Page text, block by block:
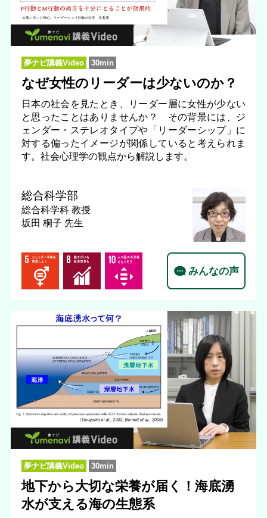
夢ナビ講義Video 30min
なぜ女性のリーダーは少ないのか？
日本の社会を見たとき、リーダー層に女性が少ない
と思ったことはありませんか？ その背景には、ジ
ェンダー・ステレオタイプや「リーダーシップ」に
対する偏ったイメージが関係していると考えられま
す。社会心理学の観点から解説します。
総合科学部
総合科学科 教授
坂田 桐子 先生
みんなの声
夢ナビ講義Video 30min
地下から大切な栄養が届く！海底湧
水が支える海の生態系